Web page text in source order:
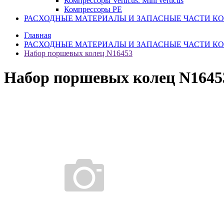
Компрессоры PE
РАСХОДНЫЕ МАТЕРИАЛЫ И ЗАПАСНЫЕ ЧАСТИ
Главная
РАСХОДНЫЕ МАТЕРИАЛЫ И ЗАПАСНЫЕ ЧАСТИ
Набор поршевых колец N16453
Набор поршевых колец